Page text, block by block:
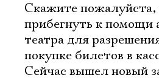
Скажите
прибегнуть к помощи
театра для
покупке билетов в
Сейчас вышел новый